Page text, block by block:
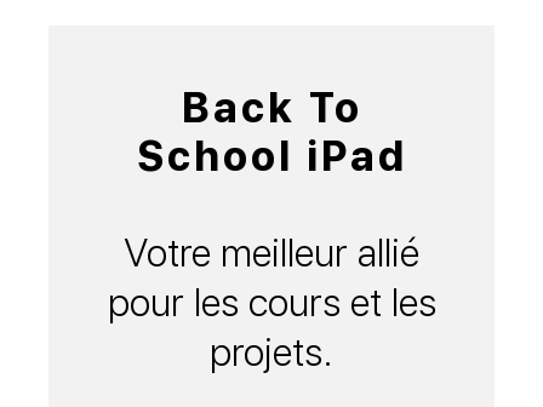
Back To
School iPad
Votre meilleur allié
pour les cours et les
projets.